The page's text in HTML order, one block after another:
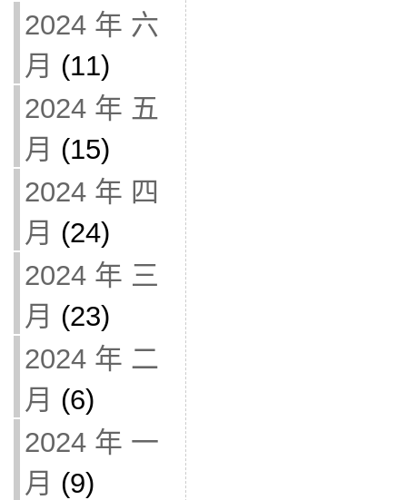
2024 年 六
月 (11)
2024 年 五
月 (15)
2024 年 四
月 (24)
2024 年 三
月 (23)
2024 年 二
月 (6)
2024 年 一
月 (9)